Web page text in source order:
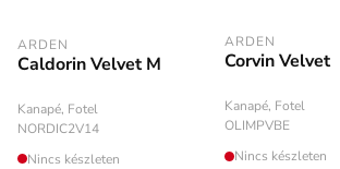
ARDEN
Caldorin Velvet M
Kanapé, Fotel
NORDIC2V14
Nincs készleten
ARDEN
Corvin Velvet
Kanapé, Fotel
OLIMPVBE
Nincs készleten